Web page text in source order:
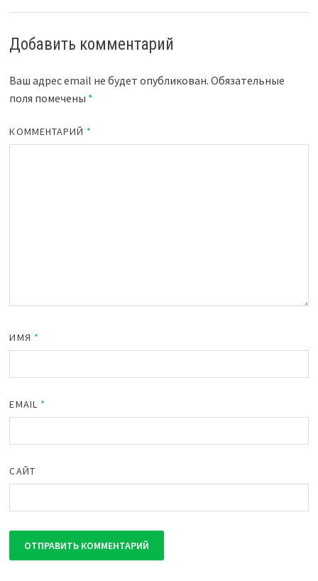
Добавить комментарий
Ваш адрес email не будет опубликован. Обязательные
поля помечены *
КОММЕНТАРИЙ *
ИМЯ *
EMAIL *
САЙТ